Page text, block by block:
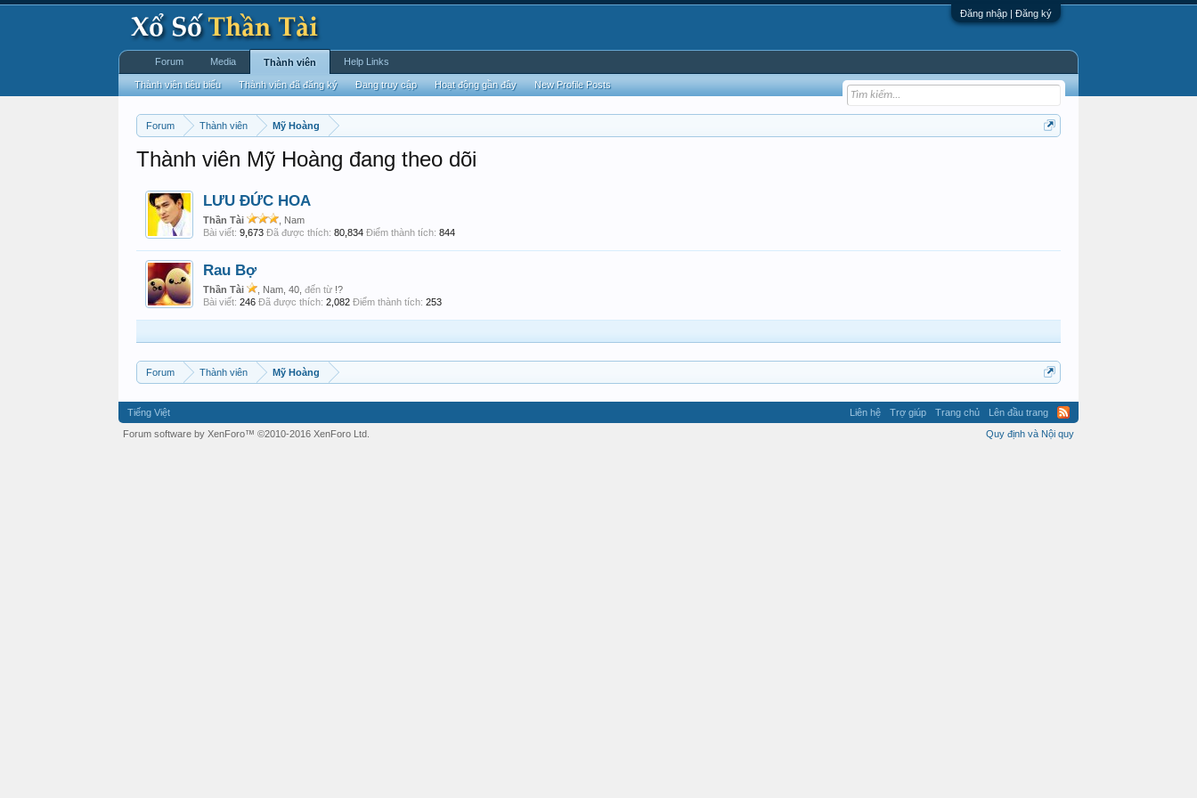
Đăng nhập | Đăng ký
Forum Thành viên Mỹ Hoàng
Thành viên Mỹ Hoàng đang theo dõi
LƯU ĐỨC HOA
Thần Tài
, Nam
Bài viết: 9,673 Đã được thích: 80,834 Điểm thành tích: 844
Rau Bợ
Thần Tài , Nam, 40, đến từ !?
Bài viết: 246 Đã được thích: 2,082 Điểm thành tích: 253
Forum Thành viên Mỹ Hoàng
Forum Media Thành viên
Thành viên tiêu biểu Thành viên đã đăng ký Đang truy cập Hoạt động gần đây New Profile Posts
Help Links
Tiếng Việt Liên hệ Trợ giúp Trang chủ
Lên đầu trang
Quy định và Nội quy
Forum software by XenForo™ ©2010-2016 XenForo Ltd.